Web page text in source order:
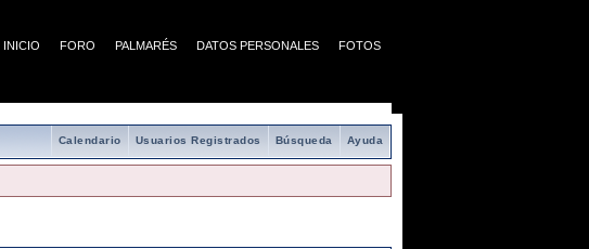
INICIO FORO PALMARÉS DATOS PERSONALES FOTOS
Ayuda
Búsqueda
Usuarios Registrados
Calendario